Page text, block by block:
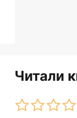
Читали